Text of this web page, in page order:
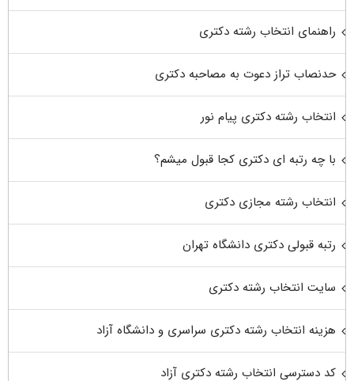
راهنمای انتخاب رشته دکتری
حدنصاب تراز دعوت به مصاحبه دکتری
انتخاب رشته دکتری پیام نور
با چه رتبه ای دکتری کجا قبول میشم؟
انتخاب رشته مجازی دکتری
رتبه قبولی دکتری دانشگاه تهران
سایت انتخاب رشته دکتری
هزینه انتخاب رشته دکتری سراسری و دانشگاه آزاد
کد دسترسی انتخاب رشته دکتری آزاد